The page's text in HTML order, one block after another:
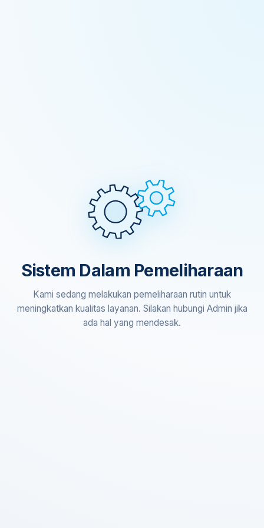
Sistem Dalam Pemeliharaan
Kami sedang melakukan pemeliharaan rutin untuk
meningkatkan kualitas layanan. Silakan hubungi Admin jika
ada hal yang mendesak.